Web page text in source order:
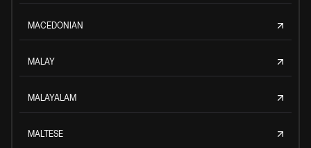
MACEDONIAN
MALAY
MALAYALAM
MALTESE